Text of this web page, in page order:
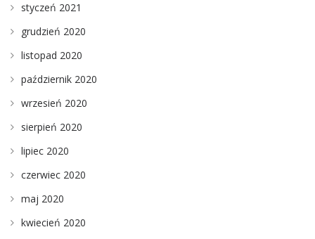
styczeń 2021
grudzień 2020
listopad 2020
październik 2020
wrzesień 2020
sierpień 2020
lipiec 2020
czerwiec 2020
maj 2020
kwiecień 2020